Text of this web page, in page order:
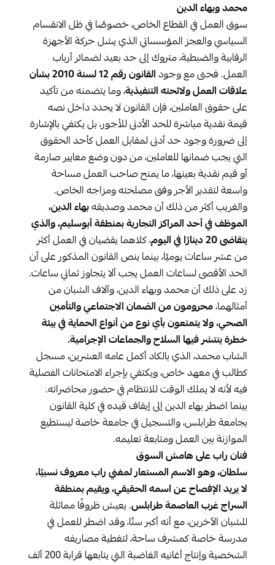
محمد وبهاء الدين
سوق العمل في القطاع الخاص، خصوصًا في ظل الانقسام
السياسي والعجز المؤسساتي الذي يشل حركة الأجهزة
الرقابية والضبطية، متروك إلى حد بعيد لضمائر أرباب
العمل. فحتى مع وجود
القانون رقم 12 لسنة 2010 بشأن
علاقات العمل ولائحته التنفيذية، وما يتضمنه من تأكيد
على حقوق العاملين، فإن القانون لا يحدد داخل نصه
قيمة نقدية مباشرة للحد الأدنى للأجور، بل يكتفي بالإشارة
إلى ضرورة وجود حد أدنى لمقابل العمل كأحد الحقوق
التي يجب ضمانها للعاملين، من دون وضع معايير صارمة
أو قيم نقدية بعينها، ما يمنح صاحب العمل مساحة
واسعة لتقدير الأجر وفق مصلحته ومزاجه الخاص.
والغريب أكثر من ذلك أن محمد وصديقهبهاء الدين،
الموظف في أحد المراكز التجارية بمنطقة أبوسليم، والذي
يتقاضى 20 دينارًا في اليوم
، كلاهما يقضيان في العمل أكثر
من عشر ساعات يوميًا، بينما ينص القانون المذكور على أن
الحد الأقصى لساعات العمل يجب ألا يتجاوز ثماني ساعات.
زد على ذلك أن محمد وبهاء الدين، وآلاف الشبان من
أمثالهما،محرومون من الضمان الاجتماعي والتأمين
الصحي، ولا يتمتعون بأي نوع من أنواع الحماية في بيئة
خطرة ينتشر فيها السلاح والجماعات الإجرامية.
الشاب محمد، الذي بالكاد أكمل عامه العشرين، مسجل
كطالب في معهد خاص، ويكتفي بإجراء الامتحانات الفصلية
فيه لأنه لا يملك الوقت للانتظام في حضور محاضراته.
بينما اضطر بهاء الدين إلى إيقاف قيده في كلية القانون
بجامعة طرابلس، والتسجيل في جامعة خاصة ليستطيع
الموازنة بين العمل ومتابعة تعليمه.
فنان راب على هامش السوق
سلطان، وهو الاسم المستعار لمغني راب معروف نسبيًا،
لا يريد الإفصاح عن اسمه الحقيقي، ويقيم بمنطقة
السراج غرب العاصمة طرابلس. يعيش ظروفًا مماثلة
للشبان الآخرين، مع أنه أكبر سنًا، وقد اضطر للعمل في
مدرسة خاصة كمشرف ساحة، لتغطية مصاريفه
الشخصية وإنتاج أغانيه الغاضبة التي يتابعها قرابة 200 ألف